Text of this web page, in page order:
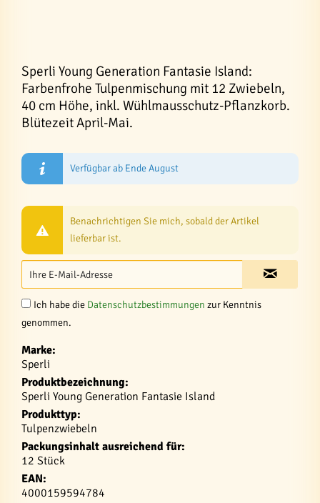
Sperli Young Generation Fantasie Island:
Farbenfrohe Tulpenmischung mit 12 Zwiebeln,
40 cm Höhe, inkl. Wühlmausschutz-Pflanzkorb.
Blütezeit April-Mai.
Verfügbar ab Ende August
Benachrichtigen Sie mich, sobald der Artikel
lieferbar ist.
Ich habe die Datenschutzbestimmungen zur Kenntnis
genommen.
Marke:
Sperli
Produktbezeichnung:
Sperli Young Generation Fantasie Island
Produkttyp:
Tulpenzwiebeln
Packungsinhalt ausreichend für:
12 Stück
EAN:
4000159594784